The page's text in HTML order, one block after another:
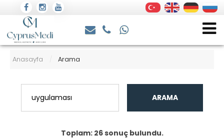
Anasayfa / Arama
ARAMA
Toplam: 26 sonuç bulundu.